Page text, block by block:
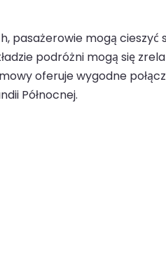
mogą cieszyć
podróżni mogą się
oferuje wygodne
Północnej.